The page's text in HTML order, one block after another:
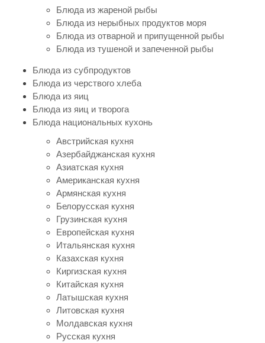
Блюда из жареной рыбы
Блюда из нерыбных продуктов моря
Блюда из отварной и припущенной рыбы
Блюда из тушеной и запеченной рыбы
Блюда из субпродуктов
Блюда из черствого хлеба
Блюда из яиц
Блюда из яиц и творога
Блюда национальных кухонь
Австрийская кухня
Азербайджанская кухня
Азиатская кухня
Американская кухня
Армянская кухня
Белорусская кухня
Грузинская кухня
Европейская кухня
Итальянская кухня
Казахская кухня
Киргизская кухня
Китайская кухня
Латышская кухня
Литовская кухня
Молдавская кухня
Русская кухня